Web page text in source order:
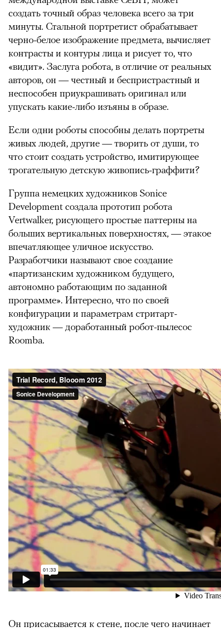
создать точный образ человека всего за три
минуты. Стальной портретист обрабатывает
черно-белое изображение предмета, вычисляет
контрасты и контуры лица и рисует то, что
«видит». Заслуга робота, в отличие от реальных
авторов, он — честный и беспристрастный и
неспособен приукрашивать оригинал или
упускать какие-либо изъяны в образе.
Если одни роботы способны делать портреты
живых людей, другие — творить от души, то
что стоит создать устройство, имитирующее
трогательную детскую живопись-граффити?
Группа немецких художников Sonice
Development создала прототип робота
Vertwalker, рисующего простые паттерны на
больших вертикальных поверхностях, — этакое
впечатляющее уличное искусство.
Разработчики называют свое создание
«партизанским художником будущего,
автономно работающим по заданной
программе». Интересно, что по своей
конфигурации и параметрам стритарт-
художник — доработанный робот-пылесос
Roomba.
Он присасывается к стене, после чего начинает